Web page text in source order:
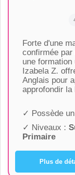
Forte d'une
confirmée
une
Izabela Z.
Anglais pour
approfondir la
✓ Possède
✓ Niveaux :
Primaire
Plus de